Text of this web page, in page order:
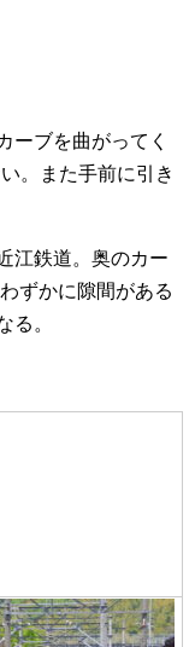
ーブを曲がってく
。また手前に引き
江鉄道。奥のカー
ずかに隙間がある
る。